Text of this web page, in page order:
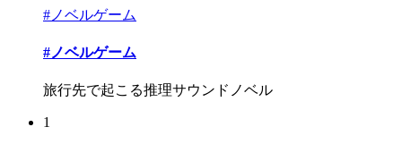
#ノベルゲーム
#ノベルゲーム
旅行先で起こる推理サウンドノベル
1